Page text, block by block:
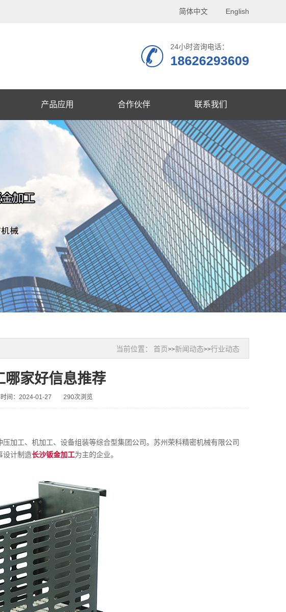
简体中文 English
24小时咨询电话：
18626293609
产品应用 合作伙伴 联系我们
当前位置： 首页>>新闻动态>>行业动态
哪家好信息推荐
间：2024-01-27 290次浏览
压加工、机加工、设备组装等综合型集团公司。苏州荣科精密机械有限公司
设计制造长沙钣金加工为主的企业。